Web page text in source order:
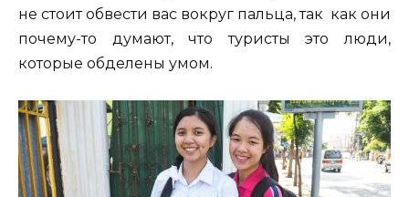
не стоит обвести вас вокруг пальца, так как они
почему-то думают, что туристы это люди,
которые обделены умом.